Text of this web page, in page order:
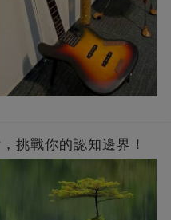
挑戰你的認知邊界！